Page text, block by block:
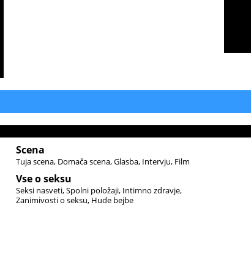
Scena
Tuja scena Domača scena Glasba Intervju Film
Vse o seksu
Seksi nasveti Spolni položaji Intimno zdravje
Zanimivosti o seksu Hude bejbe